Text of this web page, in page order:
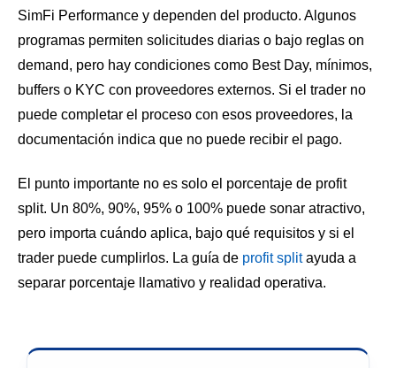
SimFi Performance y dependen del producto. Algunos
programas permiten solicitudes diarias o bajo reglas on
demand, pero hay condiciones como Best Day, mínimos,
buffers o KYC con proveedores externos. Si el trader no
puede completar el proceso con esos proveedores, la
documentación indica que no puede recibir el pago.
El punto importante no es solo el porcentaje de profit
split. Un 80%, 90%, 95% o 100% puede sonar atractivo,
pero importa cuándo aplica, bajo qué requisitos y si el
trader puede cumplirlos. La guía de profit splitayuda a
separar porcentaje llamativo y realidad operativa.